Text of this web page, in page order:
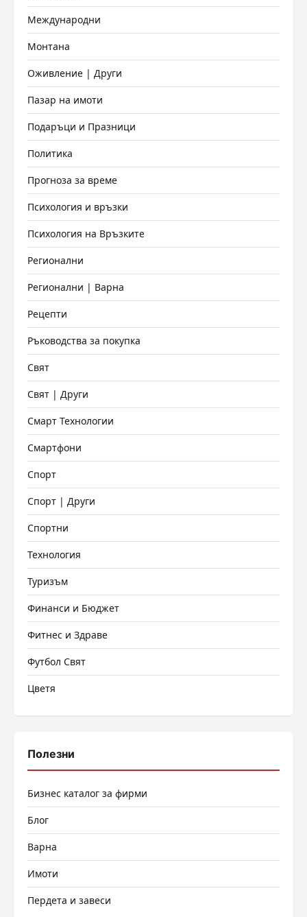
Международни
Монтана
Оживление | Други
Пазар на имоти
Подаръци и Празници
Политика
Прогноза за време
Психология и връзки
Психология на Връзките
Регионални
Регионални | Варна
Рецепти
Ръководства за покупка
Свят
Свят | Други
Смарт Технологии
Смартфони
Спорт
Спорт | Други
Спортни
Технология
Туризъм
Финанси и Бюджет
Фитнес и Здраве
Футбол Свят
Цветя
Полезни
Бизнес каталог за фирми
Блог
Варна
Имоти
Пердета и завеси